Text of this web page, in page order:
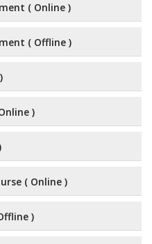
( Online )
( Offline )
)
( Online )
)